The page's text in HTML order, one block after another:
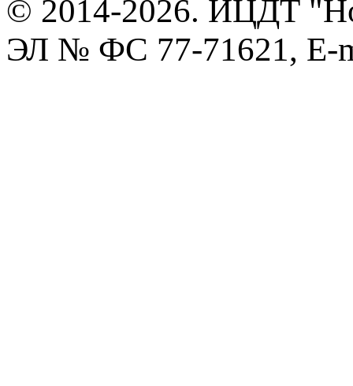
© 2014-2026. ИЦДТ
ЭЛ № ФС 77-71621, E-